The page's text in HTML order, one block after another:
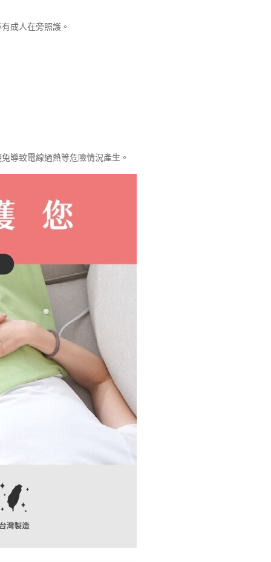
成人在旁照護。
導致電線過熱等危險情況產生。